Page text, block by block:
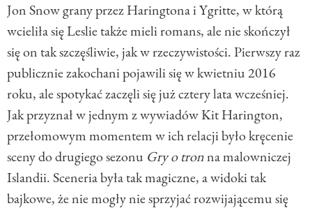
Jon Snow grany przez Haringtona i Ygritte, w którą
wcieliła się Leslie także mieli romans, ale nie skończył
się on tak szczęśliwie, jak w rzeczywistości. Pierwszy raz
publicznie zakochani pojawili się w kwietniu 2016
roku, ale spotykać zaczęli się już cztery lata wcześniej.
Jak przyznał w jednym z wywiadów Kit Harington,
przełomowym momentem w ich relacji było kręcenie
sceny do drugiego sezonu Gry o tronna malowniczej
Islandii. Sceneria była tak magiczne, a widoki tak
bajkowe, że nie mogły nie sprzyjać rozwijającemu się